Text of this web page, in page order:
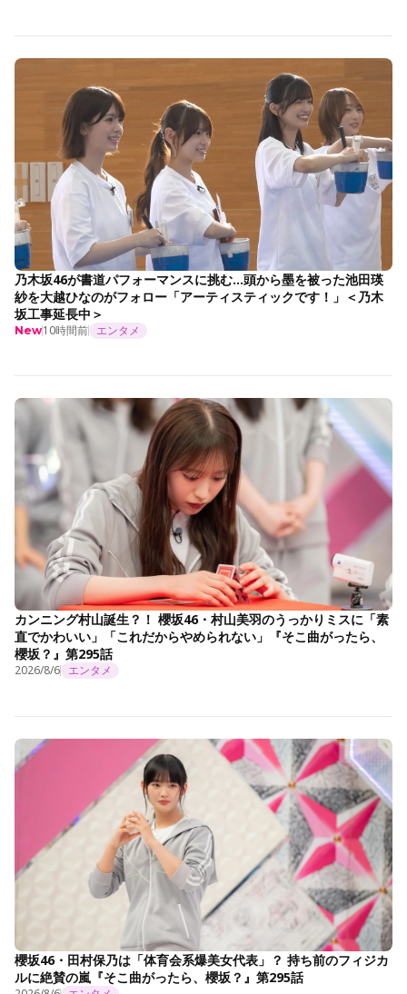
乃木坂46が書道パフォーマンスに挑む…頭から墨を被った池田瑛
紗を大越ひなのがフォロー「アーティスティックです！」＜乃木
坂工事延長中＞
New10時間前 エンタメ
カンニング村山誕生？！ 櫻坂46・村山美羽のうっかりミスに「素
直でかわいい」「これだからやめられない」『そこ曲がったら、
櫻坂？』第295話
2026/8/6 エンタメ
櫻坂46・田村保乃は「体育会系爆美女代表」？ 持ち前のフィジカ
ルに絶賛の嵐『そこ曲がったら、櫻坂？』第295話